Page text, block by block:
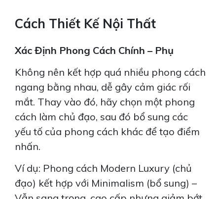
Cách Thiết Kế Nội Thất
Xác Định Phong Cách Chính – Phụ
Không nên kết hợp quá nhiều phong cách
ngang bằng nhau, dễ gây cảm giác rối
mắt. Thay vào đó, hãy chọn một phong
cách làm chủ đạo, sau đó bổ sung các
yếu tố của phong cách khác để tạo điểm
nhấn.
Ví dụ: Phong cách Modern Luxury (chủ
đạo) kết hợp với Minimalism (bổ sung) –
CĂN HỘ GALAXY 9: SẮC XANH HỒNG MỚI